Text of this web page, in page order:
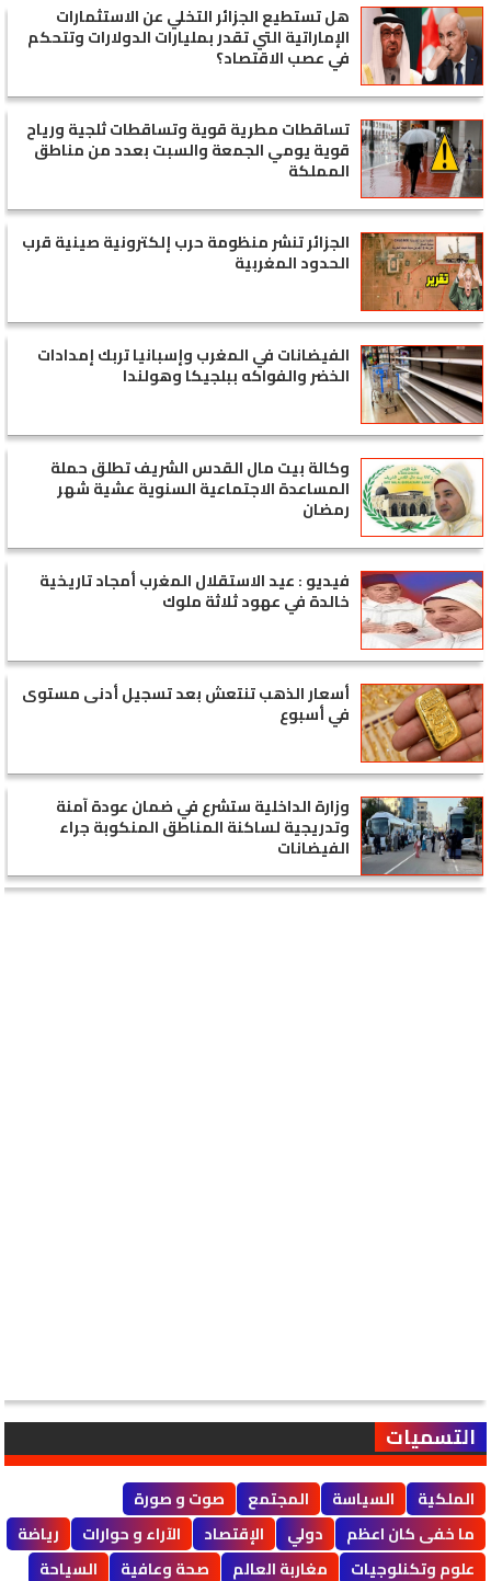
هل تستطيع الجزائر التخلي عن الاستثمارات
الإماراتية التي تقدر بمليارات الدولارات وتتحكم
في عصب الاقتصاد؟
تساقطات مطرية قوية وتساقطات ثلجية ورياح
قوية يومي الجمعة والسبت بعدد من مناطق
المملكة
الجزائر تنشر منظومة حرب إلكترونية صينية قرب
الحدود المغربية
الفيضانات في المغرب وإسبانيا تربك إمدادات
الخضر والفواكه ببلجيكا وهولندا
وكالة بيت مال القدس الشريف تطلق حملة
المساعدة الاجتماعية السنوية عشية شهر
رمضان
فيديو : عيد الاستقلال المغرب أمجاد تاريخية
خالدة في عهود ثلاثة ملوك
أسعار الذهب تنتعش بعد تسجيل أدنى مستوى
في أسبوع
وزارة الداخلية ستشرع في ضمان عودة آمنة
وتدريجية لساكنة المناطق المنكوبة جراء
الفيضانات
التسميات
الملكية السياسة المجتمع
صوت و صورة
ما خفى كان اعظم
دولي الإقتصاد الآراء و حوارات
رياضة
علوم وتكنلوجيات
مغاربة العالم صحة وعافية السياحة